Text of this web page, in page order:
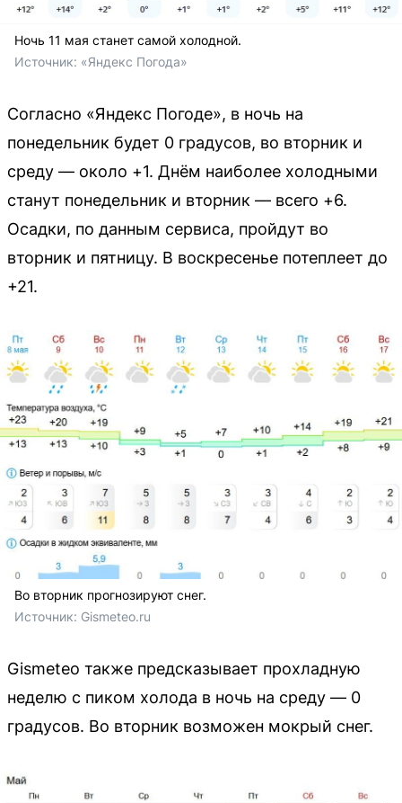
Ночь 11 мая станет самой холодной.
Источник: «Яндекс Погода»
Согласно «Яндекс Погоде», в ночь на
понедельник будет 0 градусов, во вторник и
среду — около +1. Днём наиболее холодными
станут понедельник и вторник — всего +6.
Осадки, по данным сервиса, пройдут во
вторник и пятницу. В воскресенье потеплеет до
+21.
Во вторник прогнозируют снег.
Источник: Gismeteo.ru
Gismeteo также предсказывает прохладную
неделю с пиком холода в ночь на среду — 0
градусов. Во вторник возможен мокрый снег.